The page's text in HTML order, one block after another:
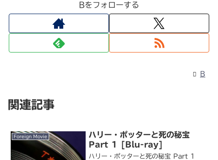
Bをフォローする
B
関連記事
Foreign Movie
ハリー・ポッターと死の秘宝
Part 1 [Blu-ray]
ハリー・ポッターと死の秘宝 Part 1